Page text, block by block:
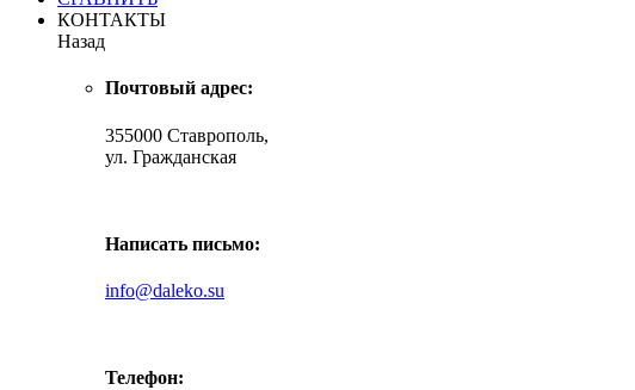
КОНТАКТЫ
Назад
Почтовый адрес:
355000 Ставрополь,
ул. Гражданская
Написать письмо:
info@daleko.su
Телефон: